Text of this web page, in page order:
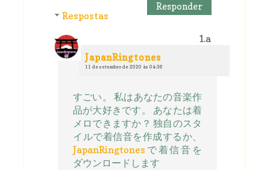
Responder
Respostas
JapanRingtones
11 de setembro de 2020 às 04:36
すごい。 私はあなたの音楽作
品が大好きです。 あなたは着
メロできますか？ 独自のスタ
イルで着信音を作成するか、
JapanRingtones で着信音を
ダウンロードします